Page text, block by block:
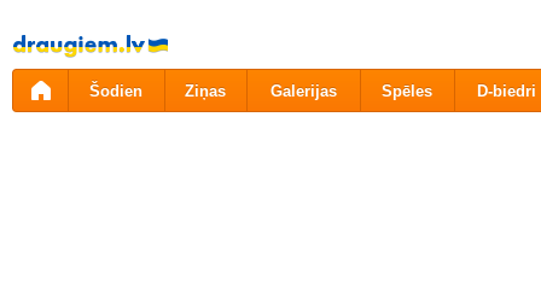
Pāriet
uz
saturu
Šodien Ziņas Galerijas Spēles D-biedri